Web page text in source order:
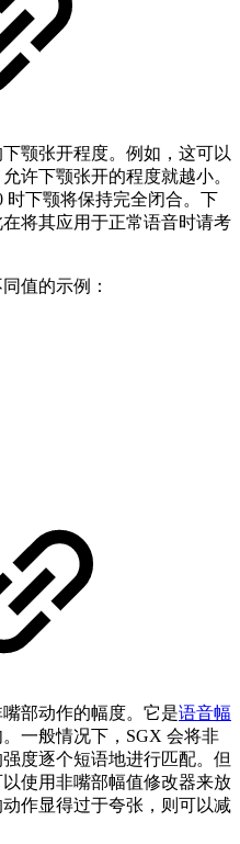
颚张开程度。例如，这可以
许下颚张开的程度就越小。
时下颚将保持完全闭合。下
将其应用于正常语音时请考
值的示例：
部动作的幅度。它是语音幅
一般情况下，SGX 会将非
度逐个短语地进行匹配。但
使用非嘴部幅值修改器来放
作显得过于夸张，则可以减